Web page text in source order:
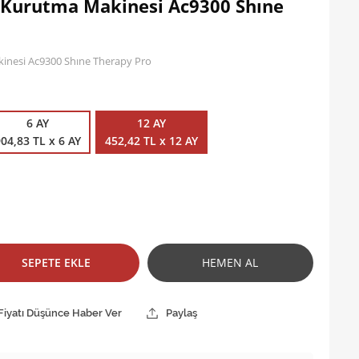
Makinesi Ac9300 Shıne
Ac9300 Shıne Therapy Pro
6 AY
TL x 6 AY
12 AY
452,42 TL x 12 AY
SEPETE EKLE HEMEN AL
Düşünce Haber Ver Paylaş